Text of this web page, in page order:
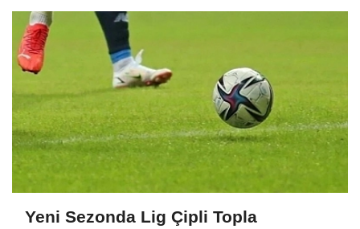
Yeni Sezonda Lig Çipli Topla